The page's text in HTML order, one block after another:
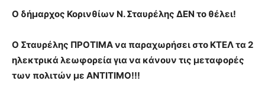
Ο δήμαρχος Κορινθίων Ν. Σταυρέλης ΔΕΝ το θέλει!
Ο Σταυρέλης ΠΡΟΤΙΜΑ να παραχωρήσει στο ΚΤΕΛ τα 2
ηλεκτρικά λεωφορεία για να κάνουν τις μεταφορές
των πολιτών με ΑΝΤΙΤΙΜΟ!!!